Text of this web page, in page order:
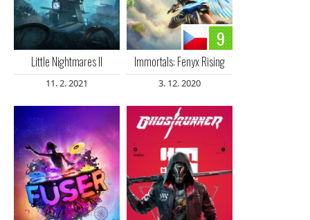
Little Nightmares II
11. 2. 2021
9
Immortals: Fenyx Rising
3. 12. 2020